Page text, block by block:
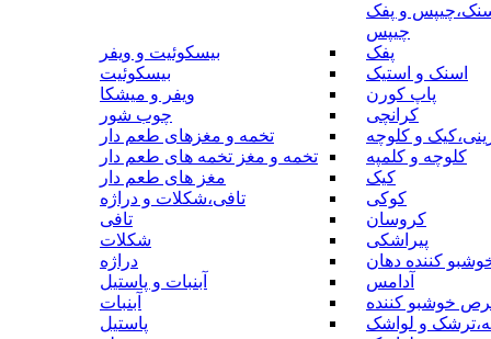
و پفک
چیپس
پفک
اسنک و استیک
پاپ کورن
کرانچی
و کلوچه
کلوچه و کلمپه
کیک
کوکی
کروسان
پیراشکی
کننده دهان
آدامس
خوشبو کننده
و لواشک
بیسکوئیت و ویفر
بیسکوئیت
ویفر و میشکا
چوب شور
تخمه و مغزهای طعم دار
تخمه و مغز تخمه های طعم دار
مغز های طعم دار
تافی،شکلات و دراژه
تافی
شکلات
دراژه
آبنبات و پاستیل
آبنبات
پاستیل